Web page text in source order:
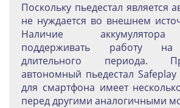
Поскольку пьедестал является
не нуждается во внешнем
Наличие аккумулятора
поддерживать работу на
длительного периода.
автономный пьедестал Safeplay
для смартфона имеет
перед другими аналогичными